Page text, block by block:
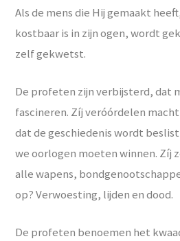
Als de mens die Hij gemaakt
kostbaar is in zijn ogen, wordt
zelf gekwetst.
De profeten zijn verbijsterd, dat
fascineren. Zíj veróórdelen
dat de geschiedenis wordt
we oorlogen moeten winnen. Zíj
alle wapens,
op? Verwoesting, lijden en dood.
De profeten benoemen het